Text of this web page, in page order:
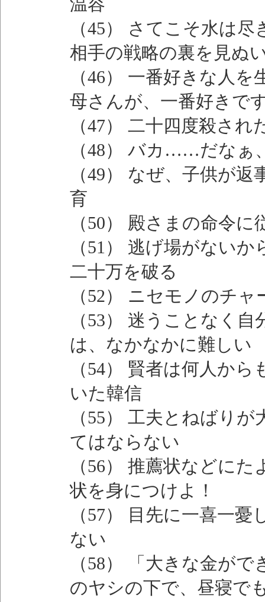
温容
（45） さてこそ水は
相手の戦略の裏を見ぬ
（46） 一番好きな人
母さんが、一番好きで
（47） 二十四度殺さ
（48） バカ……だな
（49） なぜ、子供が
育
（50） 殿さまの命令
（51） 逃げ場がない
二十万を破る
（52） ニセモノのチ
（53） 迷うことなく
は、なかなかに難しい
（54） 賢者は何人か
いた韓信
（55） 工夫とねばり
てはならない
（56） 推薦状などに
状を身につけよ！
（57） 目先に一喜一
ない
（58） 「大きな金が
のヤシの下で、昼寝で